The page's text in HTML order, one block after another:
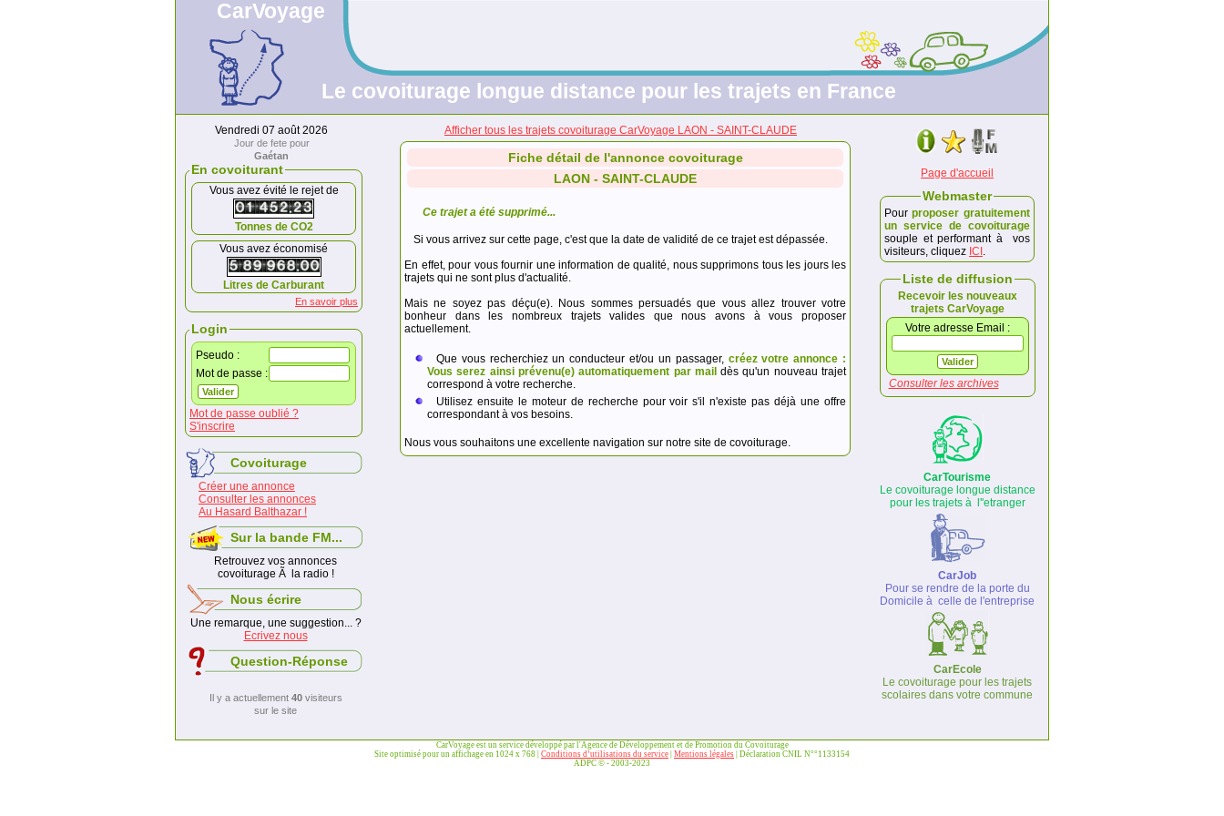
CarVoyage
Le covoiturage longue distance pour les trajets en France
Vendredi 07 août 2026
Jour de fete pour
Gaétan
En covoiturant
Vous avez évité le rejet de
Tonnes de CO2
Vous avez économisé
Litres de Carburant
En savoir plus
Login
Pseudo :
Mot de passe :
Mot de passe oublié ?
S'inscrire
Covoiturage
Créer une annonce
Consulter les annonces
Au Hasard Balthazar !
Sur la bande FM...
Retrouvez vos annonces
covoiturage Ã la radio !
Nous écrire
Une remarque, une suggestion... ?
Ecrivez nous
Question-Réponse
Il y a actuellement 40visiteurs
sur le site
Afficher tous les trajets covoiturage CarVoyage LAON - SAINT-CLAUDE
Fiche détail de l'annonce covoiturage
LAON - SAINT-CLAUDE
Ce trajet a été supprimé...
Si vous arrivez sur cette page, c'est que la date de validité de ce trajet est dépassée.
En effet, pour vous fournir une information de qualité, nous supprimons tous les jours les
trajets qui ne sont plus d'actualité.
Mais ne soyez pas déçu(e). Nous sommes persuadés que vous allez trouver votre
bonheur dans les nombreux trajets valides que nous avons à vous proposer
actuellement.
Que vous recherchiez un conducteur et/ou un passager, créez votre annonce :
Vous serez ainsi prévenu(e) automatiquement par mail dès qu'un nouveau trajet
correspond à votre recherche.
Utilisez ensuite le moteur de recherche pour voir s'il n'existe pas déjà une offre
correspondant à vos besoins.
Nous vous souhaitons une excellente navigation sur notre site de covoiturage.
Page d'accueil
Webmaster
Pour proposer gratuitement
un service de covoiturage
souple et performant à vos
visiteurs, cliquez ICI .
Liste de diffusion
Recevoir les nouveaux
trajets CarVoyage
Votre adresse Email :
Consulter les archives
CarTourisme
Le covoiturage longue distance
pour les trajets à l''etranger
CarJob
Pour se rendre de la porte du
Domicile à celle de l'entreprise
CarEcole
Le covoiturage pour les trajets
scolaires dans votre commune
CarVoyage est un service développé par l'Agence de Développement et de Promotion du Covoiturage
Site optimisé pour un affichage en 1024 x 768 | Conditions d’utilisations du service Mentions légales | Déclaration CNIL N°°1133154
ADPC © - 2003-2023